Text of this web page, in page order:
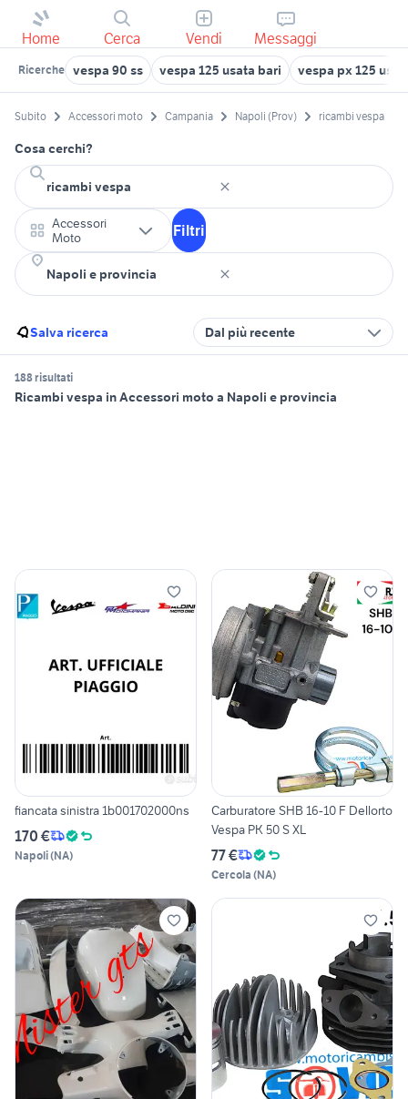
Home Cerca Vendi Messaggi
Ricerche vespa 90 ss vespa 125 usata bari vespa px 125
Subito Accessori moto Campania Napoli (Prov) ricambi vespa
Cosa cerchi?
Accessori
Moto
Filtri
Salva ricerca Dal più recente
188 risultati
Ricambi vespa in Accessori moto a Napoli e provincia
fiancata sinistra 1b001702000ns
170 €
Napoli(NA)
Carburatore SHB 16-10 F Dellorto
Vespa PK 50 S XL
77 €
Cercola (NA)